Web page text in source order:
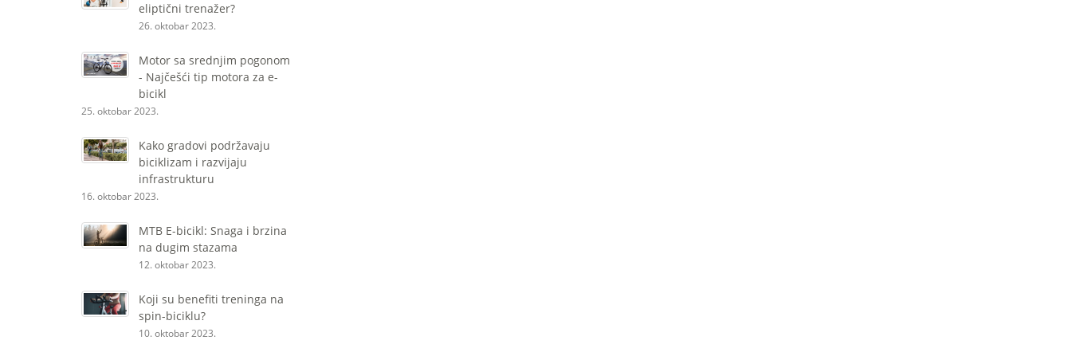
eliptični trenažer?
26. oktobar 2023.
Motor sa srednjim pogonom
- Najčešći tip motora za e-
bicikl
25. oktobar 2023.
Kako gradovi podržavaju
biciklizam i razvijaju
infrastrukturu
16. oktobar 2023.
MTB E-bicikl: Snaga i brzina
na dugim stazama
12. oktobar 2023.
Koji su benefiti treninga na
spin-biciklu?
10. oktobar 2023.